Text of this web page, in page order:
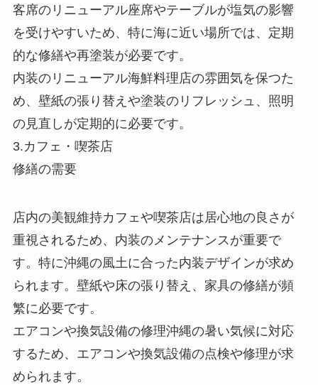
客席のリニューアル座席やテーブルが塩気の影響
を受けやすいため、特に海に近い場所では、定期
的な修繕や再塗装が必要です。
内装のリニューアル海鮮料理店の雰囲気を保つた
め、壁紙の張り替えや塗装のリフレッシュ、照明
の見直しが定期的に必要です。
3.カフェ・喫茶店
修繕の需要
店内の美観維持カフェや喫茶店は居心地の良さが
重視されるため、内装のメンテナンスが重要で
す。特に沖縄の風土に合った内装デザインが求め
られます。壁紙や床の張り替え、家具の修繕が頻
繁に必要です。
エアコンや換気設備の修理沖縄の暑い気候に対応
するため、エアコンや換気設備の点検や修理が求
められます。